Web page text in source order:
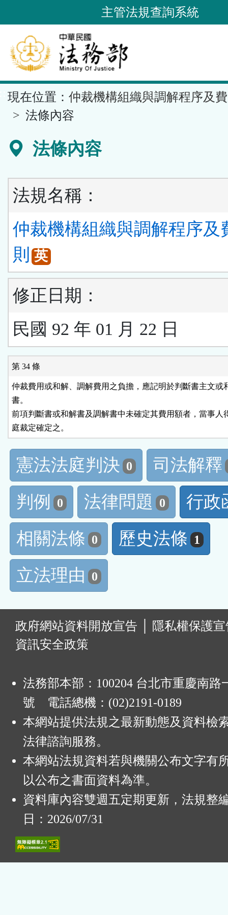
到
要
內
容
區
塊
主管法規查詢系統
現在位置： 仲裁機構組織與調解程序及
法條內容
法條內容
法規名稱：
仲裁機構組織與調解程序及
則 英
修正日期：
民國 92 年 01 月 22 日
第 34 條
仲裁費用或和解、調解費用之負擔，應記明於判斷書主文或
書。
前項判斷書或和解書及調解書中未確定其費用額者，當事人
庭裁定確定之。
憲法法庭判決 0
司法解釋
判例
0 法律問題 0
行政
相關法條 0 歷史法條 1
立法理由 0
政府網站資料開放宣告
隱私權保護
資訊安全政策
法務部本部：100204 台北市重慶南路
號 電話總機：(02)2191-0189
本網站提供法規之最新動態及資料檢
法律諮詢服務。
本網站法規資料若與機關公布文字有
以公布之書面資料為準。
資料庫內容雙週五定期更新，法規整
日：2026/07/31